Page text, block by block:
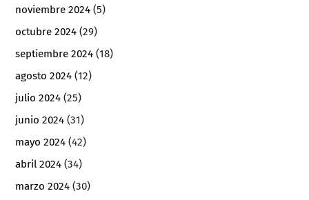
noviembre 2024 (5)
octubre 2024 (29)
septiembre 2024 (18)
agosto 2024 (12)
julio 2024 (25)
junio 2024 (31)
mayo 2024 (42)
abril 2024 (34)
marzo 2024 (30)